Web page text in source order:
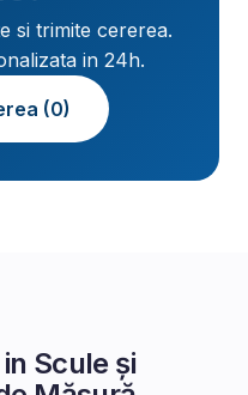
si trimite cererea.
in 24h.
(0)
Scule și